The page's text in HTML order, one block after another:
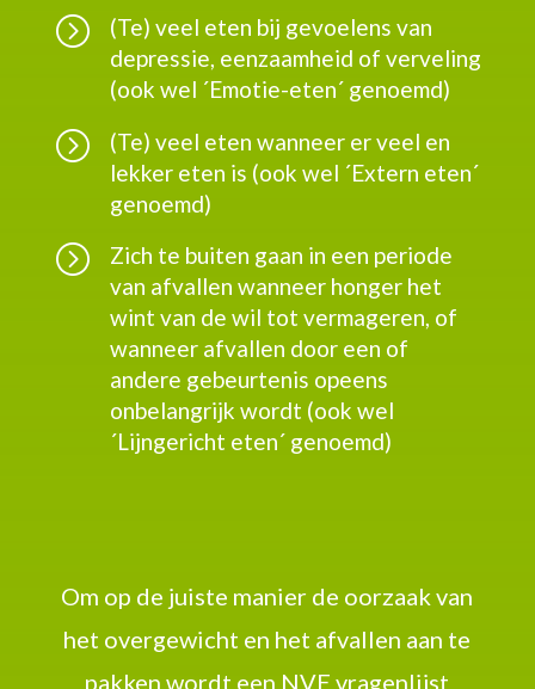
=
(Te) veel eten bij gevoelens van
depressie, eenzaamheid of verveling
(ook wel ´Emotie-eten´ genoemd)
=
(Te) veel eten wanneer er veel en
lekker eten is (ook wel ´Extern eten´
genoemd)
=
Zich te buiten gaan in een periode
van afvallen wanneer honger het
wint van de wil tot vermageren, of
wanneer afvallen door een of
andere gebeurtenis opeens
onbelangrijk wordt (ook wel
´Lijngericht eten´ genoemd)
Om op de juiste manier de oorzaak van
het overgewicht en het afvallen aan te
pakken wordt een NVE vragenlijst